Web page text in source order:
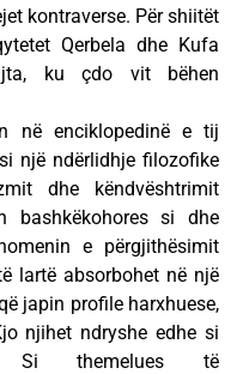
kontraverse. Për shiitët
Qerbela dhe Kufa
ku çdo vit bëhen
në enciklopedinë e tij
një ndërlidhje filozofike
dhe këndvështrimit
si dhe
e përgjithësimit
lartë absorbohet në një
japin profile harxhuese,
njihet ndryshe edhe si
Si themelues të